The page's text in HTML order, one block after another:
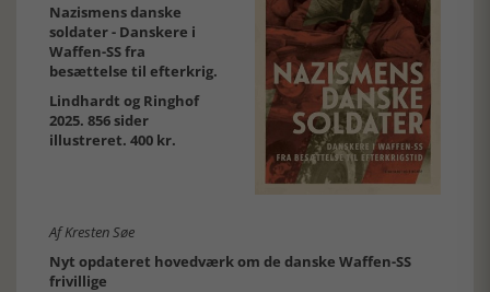
Nazismens danske
soldater - Danskere i
Waffen-SS fra
besættelse til efterkrig.
Lindhardt og Ringhof
2025. 856 sider
illustreret. 400 kr.
Af Kresten Søe
Nyt opdateret hovedværk om de danske Waffen-SS
frivillige